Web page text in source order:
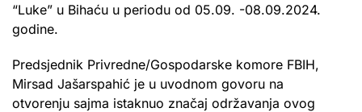
“Luke” u Bihaću u periodu od 05.09. -08.09.2024.
godine.
Predsjednik Privredne/Gospodarske komore FBIH,
Mirsad Jašarspahić je u uvodnom govoru na
otvorenju sajma istaknuo značaj održavanja ovog